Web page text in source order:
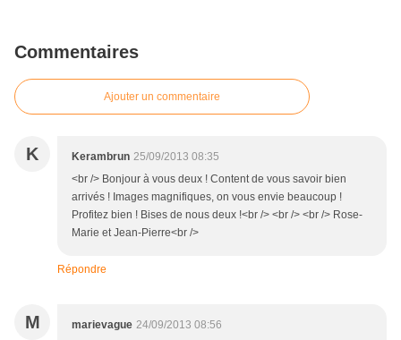
Commentaires
Ajouter un commentaire
K Kerambrun 25/09/2013 08:35
<br /> Bonjour à vous deux ! Content de vous savoir bien
arrivés ! Images magnifiques, on vous envie beaucoup !
Profitez bien ! Bises de nous deux !<br /> <br /> <br /> Rose-
Marie et Jean-Pierre<br />
Répondre
M marievague 24/09/2013 08:56